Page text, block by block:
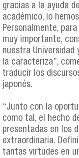
gracias a la ayuda
académico, lo
Personalmente,
muy importante,
nuestra
la caracteriza”,
traducir los
japonés.
“Junto con la
como tal, el hecho
presentadas en los
extraordinaria.
tantas virtudes en